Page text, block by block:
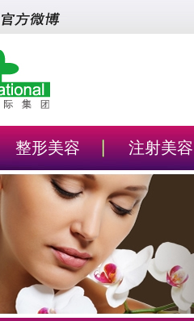
整形美容 注射美容